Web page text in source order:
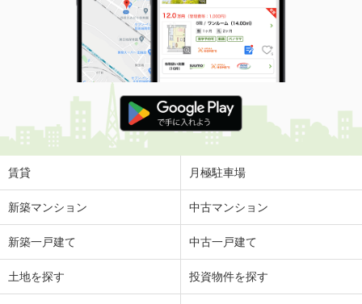
住 所
北海道旭川市東光六条３丁目
専有面積 23.18m²
間取り
1K
北海道札幌市南区澄川五条３丁目
価 格
4.90万円
住 所
北海道札幌市南区澄川五条３丁目
専有面積
北海道札幌市南区澄川四条６丁目
3.95万円
賃貸 月極駐車場
新築マンション 中古マンション
新築一戸建て 中古一戸建て
土地を探す 投資物件を探す